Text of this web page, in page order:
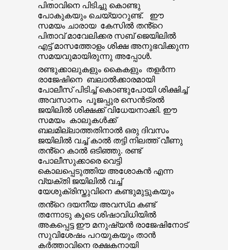
പിതാവിനെ പിടിച്ചു കൊണ്ടു
പോകുകയും ചെയ്യാറുണ്ട്. ഈ
സമയം ചാരായ കേസിൽ തൻ്റെ
പിതാവ് മാവേലിക്കര സബ് ജെയിലിൽ
എട്ട് മാസത്തോളം ശിക്ഷ അനുഭവിക്കുന്ന
സമയവുമായിരുന്നു അപ്പോൾ.
രണ്ടുക്കാലുകളും കൈകളും തളർന്ന
രാജേഷിനെ ബലാൽക്കാരമായി
പോലീസ് പിടിച്ച് കൊണ്ടുപോയി ശിക്ഷിച്ച്
അവസാനം പൂജപ്പുര സെൻട്രൽ
ജയിലിൽ ശിക്ഷക്ക് വിധേയനാക്കി. ഈ
സമയം കാലുകൾക്ക്
ബലമില്ലാത്തതിനാൽ ഒരു ദിവസം
ജയിലിൽ വച്ച് കാൽ തട്ടി നിലത്ത് വീണു
തൻ്റെ കാൽ ഒടിഞ്ഞു. രണ്ട്
പോലീസുക്കാരെ വെട്ടി
കൊലപ്പെടുത്തിയ അശോകൻ എന്ന
വ്യക്തി ജയിലിൽ വച്ച്
യേശുക്രിസ്തുവിനെ കണ്ടുമുട്ടുകയും
തൻ്റെ ദയനീയ അവസ്‌ഥ കണ്ട്
തന്നോടു കൂടെ ശിഷാവിധിയിൽ
അകപ്പെട്ട ഈ മനുഷ്യൻ രാജേഷിനോട്
സുവിശേഷം പറയുകയും താൻ
കർത്താവിനെ രക്ഷകനായി